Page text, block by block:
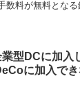
数料が無料とな
業型DCに加入
に加入でき